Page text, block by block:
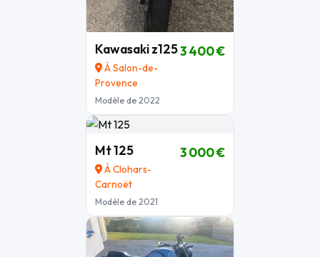
Kawasaki z125
À Salon-de-
Provence
Modèle de 2022
3 400 €
Mt 125
À Clohars-
Carnoët
Modèle de 2021
3 000 €